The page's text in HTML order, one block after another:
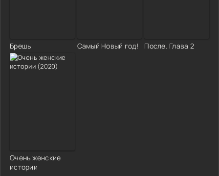
Брешь Самый Новый год! После. Глава 2
Очень женские
истории